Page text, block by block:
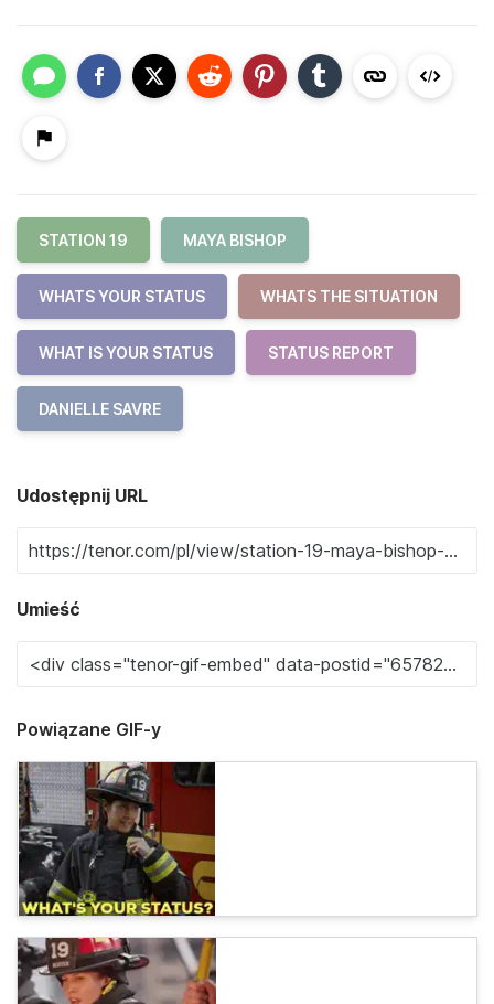
STATION 19 MAYA BISHOP
WHATS YOUR STATUS WHATS THE SITUATION
WHAT IS YOUR STATUS STATUS REPORT
DANIELLE SAVRE
Udostępnij URL
Umieść
Powiązane GIF-y